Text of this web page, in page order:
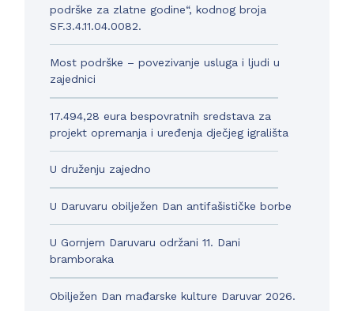
podrške za zlatne godine“, kodnog broja
SF.3.4.11.04.0082.
Most podrške – povezivanje usluga i ljudi u
zajednici
17.494,28 eura bespovratnih sredstava za
projekt opremanja i uređenja dječjeg igrališta
U druženju zajedno
U Daruvaru obilježen Dan antifašističke borbe
U Gornjem Daruvaru održani 11. Dani
bramboraka
Obilježen Dan mađarske kulture Daruvar 2026.